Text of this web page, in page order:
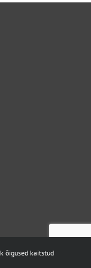
õigused kaitstud